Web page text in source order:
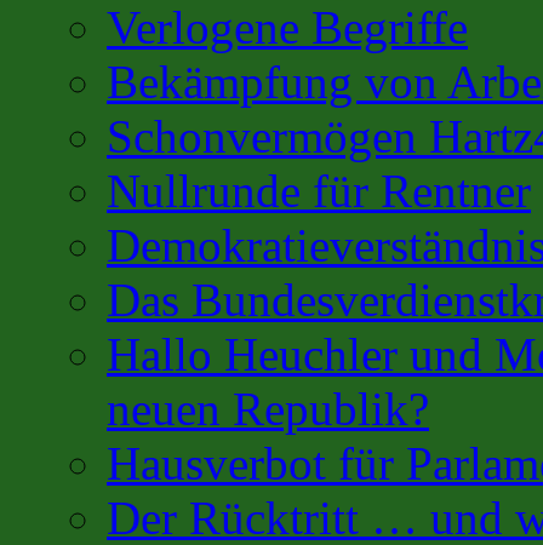
Verlogene Begriffe
Bekämpfung von
Schonvermögen
Nullrunde für Rentner
Das
Hallo Heuchler und
neuen Republik?
Hausverbot für
Der Rücktritt … und